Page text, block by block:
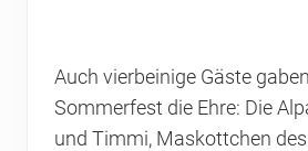
Auch vierbeinige Gäste
Sommerfest die Ehre: Die
und Timmi, Maskottchen